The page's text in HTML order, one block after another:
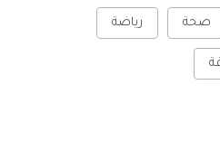
صحة رياضة